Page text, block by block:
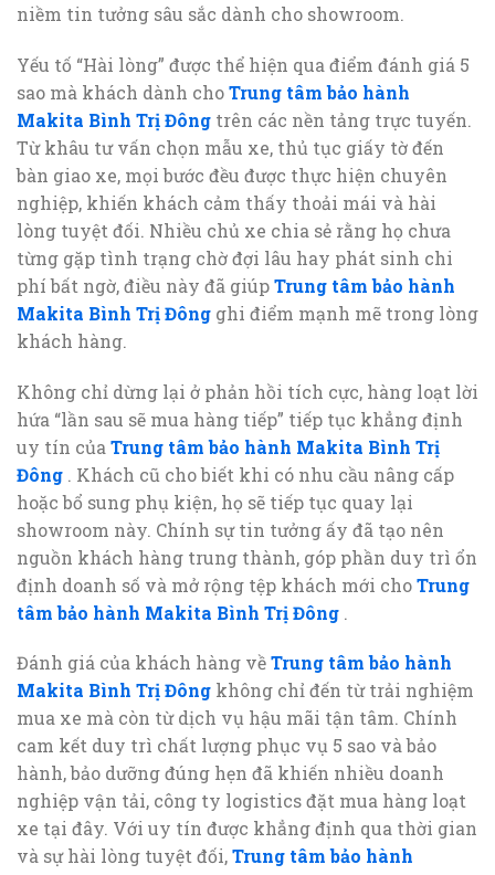
niềm tin tưởng sâu sắc dành cho showroom.
Yếu tố “Hài lòng” được thể hiện qua điểm đánh giá 5
sao mà khách dành choTrung tâm bảo hành
Makita Bình Trị Đông trên các nền tảng trực tuyến.
Từ khâu tư vấn chọn mẫu xe, thủ tục giấy tờ đến
bàn giao xe, mọi bước đều được thực hiện chuyên
nghiệp, khiến khách cảm thấy thoải mái và hài
lòng tuyệt đối. Nhiều chủ xe chia sẻ rằng họ chưa
từng gặp tình trạng chờ đợi lâu hay phát sinh chi
phí bất ngờ, điều này đã giúpTrung tâm bảo hành
Makita Bình Trị Đông ghi điểm mạnh mẽ trong lòng
khách hàng.
Không chỉ dừng lại ở phản hồi tích cực, hàng loạt lời
hứa “lần sau sẽ mua hàng tiếp” tiếp tục khẳng định
uy tín của Trung tâm bảo hành Makita Bình Trị
Đông . Khách cũ cho biết khi có nhu cầu nâng cấp
hoặc bổ sung phụ kiện, họ sẽ tiếp tục quay lại
showroom này. Chính sự tin tưởng ấy đã tạo nên
nguồn khách hàng trung thành, góp phần duy trì ổn
định doanh số và mở rộng tệp khách mới choTrung
tâm bảo hành Makita Bình Trị Đông .
Đánh giá của khách hàng vềTrung tâm bảo hành
Makita Bình Trị Đông không chỉ đến từ trải nghiệm
mua xe mà còn từ dịch vụ hậu mãi tận tâm. Chính
cam kết duy trì chất lượng phục vụ 5 sao và bảo
hành, bảo dưỡng đúng hẹn đã khiến nhiều doanh
nghiệp vận tải, công ty logistics đặt mua hàng loạt
xe tại đây. Với uy tín được khẳng định qua thời gian
và sự hài lòng tuyệt đối,Trung tâm bảo hành